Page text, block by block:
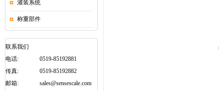
灌装系统
称重部件
联系我们
电话:
0519-85192881
传真:
0519-85192882
邮箱:
sales@sensescale.com